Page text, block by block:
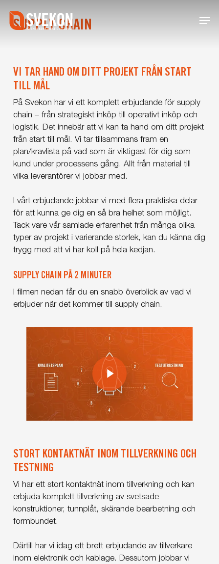
main
Menu
SUPPLY CHAIN
VI TAR HAND OM DITT PROJEKT FRÅN START
TILL MÅL
På Svekon har vi ett komplett erbjudande för supply
chain – från strategiskt inköp till operativt inköp och
logistik. Det innebär att vi kan ta hand om ditt projekt
från start till mål. Vi tar tillsammans fram en
plan/kravlista på vad som är viktigast för dig som
kund under processens gång. Allt från material till
vilka leverantörer vi jobbar med.
I vårt erbjudande jobbar vi med flera praktiska delar
för att kunna ge dig en så bra helhet som möjligt.
Tack vare vår samlade erfarenhet från många olika
typer av projekt i varierande storlek, kan du känna dig
trygg med att vi har koll på hela kedjan.
SUPPLY CHAIN PÅ 2 MINUTER
I filmen nedan får du en snabb överblick av vad vi
erbjuder när det kommer till supply chain.
Play Video
Play Video
STORT KONTAKTNÄT INOM TILLVERKNING OCH
TESTNING
Vi har ett stort kontaktnät inom tillverkning och kan
erbjuda komplett tillverkning av svetsade
konstruktioner, tunnplåt, skärande bearbetning och
formbundet.
Därtill har vi idag ett brett erbjudande av tillverkare
inom elektronik och kablage. Dessutom jobbar vi